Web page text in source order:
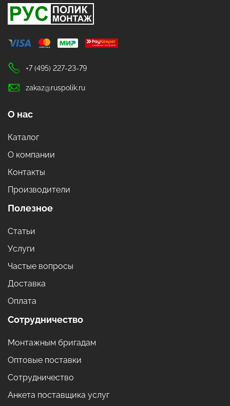
+7 (495) 227-23-79
zakaz@ruspolik.ru
О нас
Каталог
О компании
Контакты
Производители
Полезное
Статьи
Услуги
Частые вопросы
Доставка
Оплата
Сотрудничество
Монтажным бригадам
Оптовые поставки
Сотрудничество
Анкета поставщика услуг